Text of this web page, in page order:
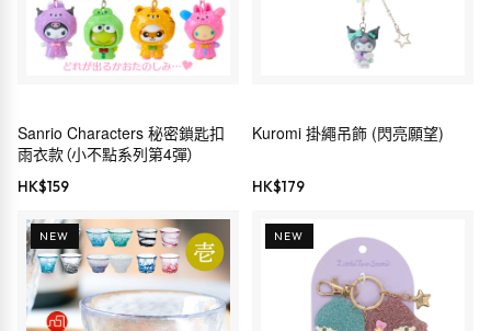
Sanrio Characters 秘密鎖匙扣
雨衣款（小不點系列第4彈）
HK$159
Kuromi 掛繩吊飾 (閃亮願望)
HK$179
NEW NEW